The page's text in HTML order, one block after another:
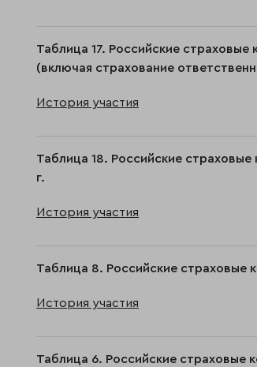
Таблица 17. Российские
(включая страхование
История участия
Таблица 18. Российские
г.
История участия
Таблица 8. Российские страховые
История участия
Таблица 6. Российские